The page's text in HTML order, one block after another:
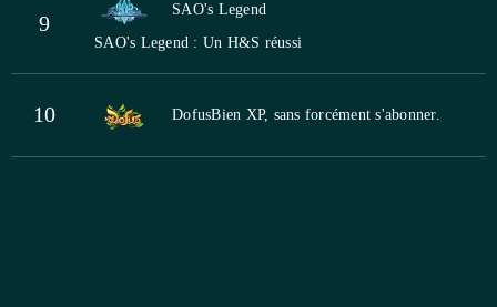
9
SAO's Legend
SAO's Legend : Un H&S réussi
10 DofusBien XP, sans forcément s'abonner.